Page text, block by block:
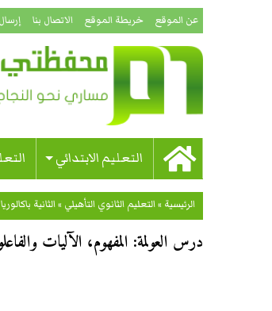
عن الموقع خريطة الموقع الاتصال بنا
التعليم الابتدائي
الرئيسية »التعليم الثانوي التأهيلي »الثانية باكالوريا
درس العولمة: المفهوم، الآليات